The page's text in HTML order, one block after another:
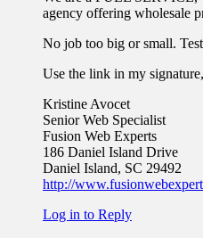
agency offering wholesale
No job too big or small.
Use the link in my
Kristine Avocet
Senior Web Specialist
Fusion Web Experts
186 Daniel Island Drive
Daniel Island, SC 29492
http://
Log in to Reply